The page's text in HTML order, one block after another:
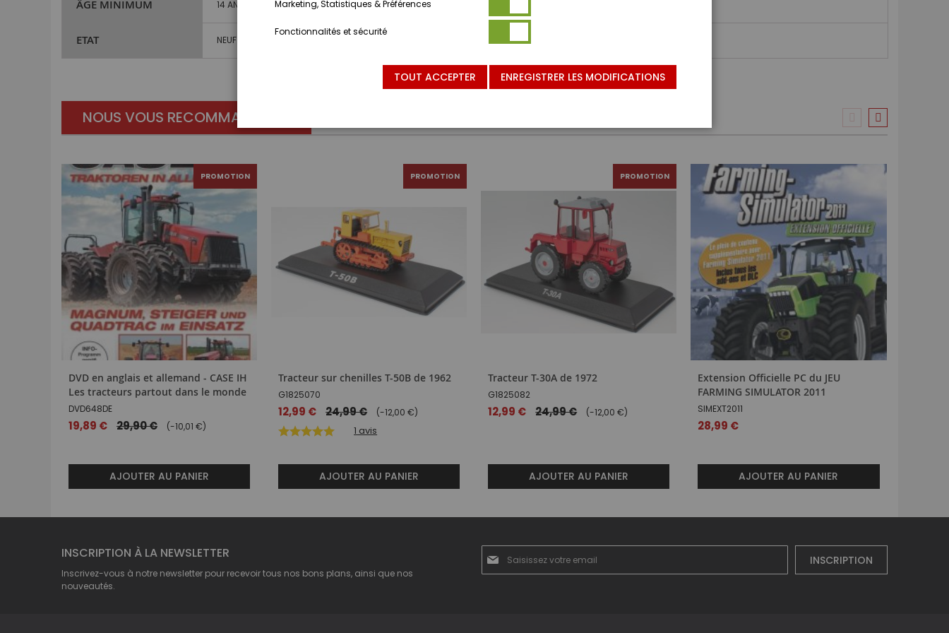
ÂGE MINIMUM 14 ANS ET PLUS
ETAT NEUF
NOUS VOUS RECOMMANDONS
PROMOTION
DVD en anglais et allemand - CASE IH
Les tracteurs partout dans le monde
DVD648DE
Prix
19,89 € 29,90 € (-10,01 €)
AJOUTER AU PANIER
PROMOTION
Tracteur sur chenilles T-50B de 1962
G1825070
Prix
12,99 € 24,99 € (-12,00 €)
1 avis
AJOUTER AU PANIER
PROMOTION
Tracteur T-30A de 1972
G1825082
Prix
12,99 € 24,99 € (-12,00 €)
AJOUTER AU PANIER
Extension Officielle PC du JEU
FARMING SIMULATOR 2011
SIMEXT2011
28,99 €
AJOUTER AU PANIER
INSCRIPTION À LA NEWSLETTER
Inscrivez-vous à notre newsletter pour recevoir tous nos bons plans, ainsi que nos
nouveautés.
notre
INSCRIPTION
Marketing, Statistiques & Préférences
Fonctionnalités et sécurité
TOUT ACCEPTER ENREGISTRER LES MODIFICATIONS